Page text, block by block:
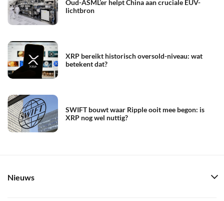
Oud-ASML’er helpt China aan cruciale EUV-
lichtbron
XRP bereikt historisch oversold-niveau: wat
betekent dat?
SWIFT bouwt waar Ripple ooit mee begon: is
XRP nog wel nuttig?
Nieuws